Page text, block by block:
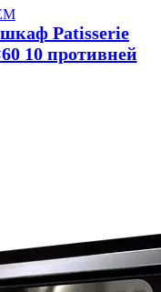
Patisserie
10 противней